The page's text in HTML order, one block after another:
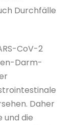
Durchfälle
CoV-2
Darm-
Daher
und die